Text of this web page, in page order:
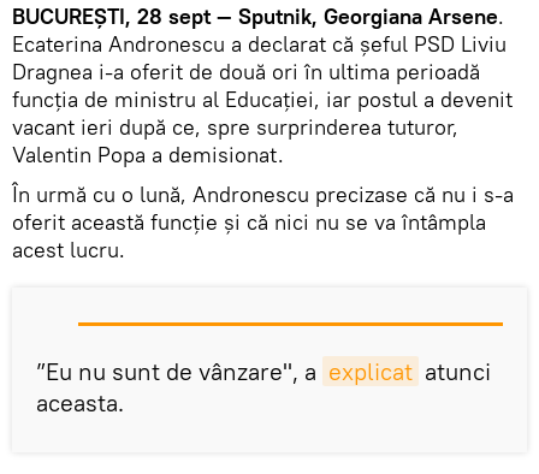
BUCUREŞTI, 28 sept — Sputnik, Georgiana Arsene.
Ecaterina Andronescu a declarat că şeful PSD Liviu
Dragnea i-a oferit de două ori în ultima perioadă
funcţia de ministru al Educaţiei, iar postul a devenit
vacant ieri după ce, spre surprinderea tuturor,
Valentin Popa a demisionat.
În urmă cu o lună, Andronescu precizase că nu i s-a
oferit această funcţie şi că nici nu se va întâmpla
acest lucru.
”Eu nu sunt de vânzare", a explicat atunci
aceasta.